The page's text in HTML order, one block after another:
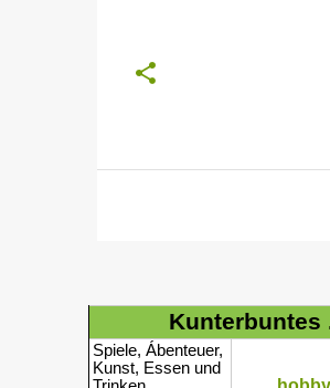
Kunterbuntes
Spiele, Ábenteuer,
Kunst, Essen und